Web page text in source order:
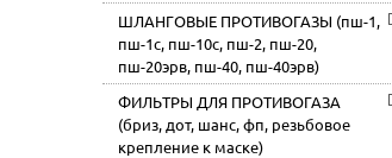
ШЛАНГОВЫЕ ПРОТИВОГАЗЫ (пш-1,
пш-1с, пш-10с, пш-2, пш-20,
пш-20эрв, пш-40, пш-40эрв)
ФИЛЬТРЫ ДЛЯ ПРОТИВОГАЗА
(бриз, дот, шанс, фп, резьбовое
крепление к маске)